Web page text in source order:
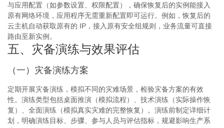
与应用配置（如参数设置、权限配置），确保恢复后的实例能接入
原有网络环境，应用程序无需重新配置即可运行。例如，恢复后的
云主机自动获取原有的 IP，接入原有安全组规则，业务流量可直接
路由至新实例。
五、灾备演练与效果评估
（一）灾备演练方案
定期开展灾备演练，模拟不同的灾难场景，检验灾备方案的有效
性。演练类型包括桌面推演（模拟流程）、技术演练（实际操作恢
复）、全面演练（模拟真实灾难的完整恢复）。演练前制定详细计
划，明确演练目标、步骤、参与人员与评估指标，规避影响生产系